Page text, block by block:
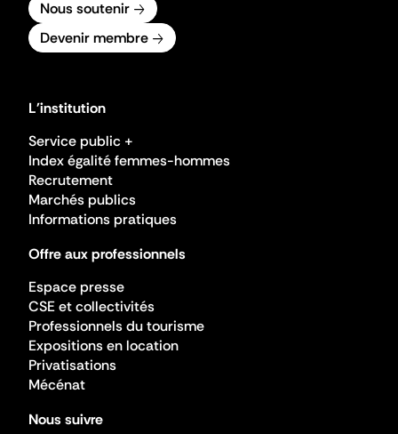
Nous soutenir
Devenir membre
L'institution
Service public +
Index égalité femmes-hommes
Recrutement
Marchés publics
Informations pratiques
Offre aux professionnels
Espace presse
CSE et collectivités
Professionnels du tourisme
Expositions en location
Privatisations
Mécénat
Nous suivre